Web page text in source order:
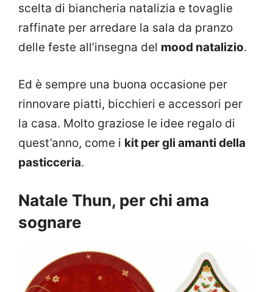
scelta di biancheria natalizia e tovaglie
raffinate per arredare la sala da pranzo
delle feste all’insegna del mood natalizio.
Ed è sempre una buona occasione per
rinnovare piatti, bicchieri e accessori per
la casa. Molto graziose le idee regalo di
quest’anno, come i kit per gli amanti della
pasticceria.
Natale Thun, per chi ama
sognare